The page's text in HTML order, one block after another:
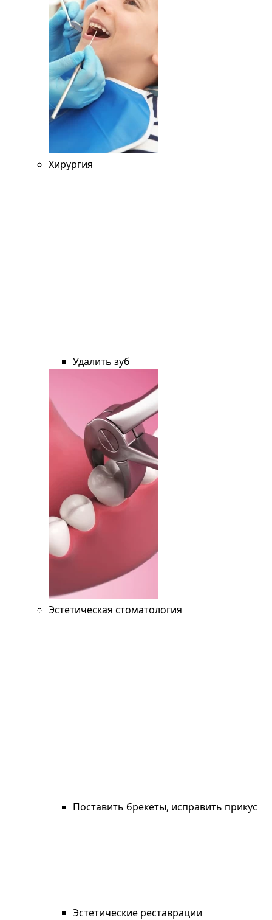
Хирургия
Удалить зуб
Эстетическая стоматология
Поставить брекеты, исправить прикус
Эстетические реставрации